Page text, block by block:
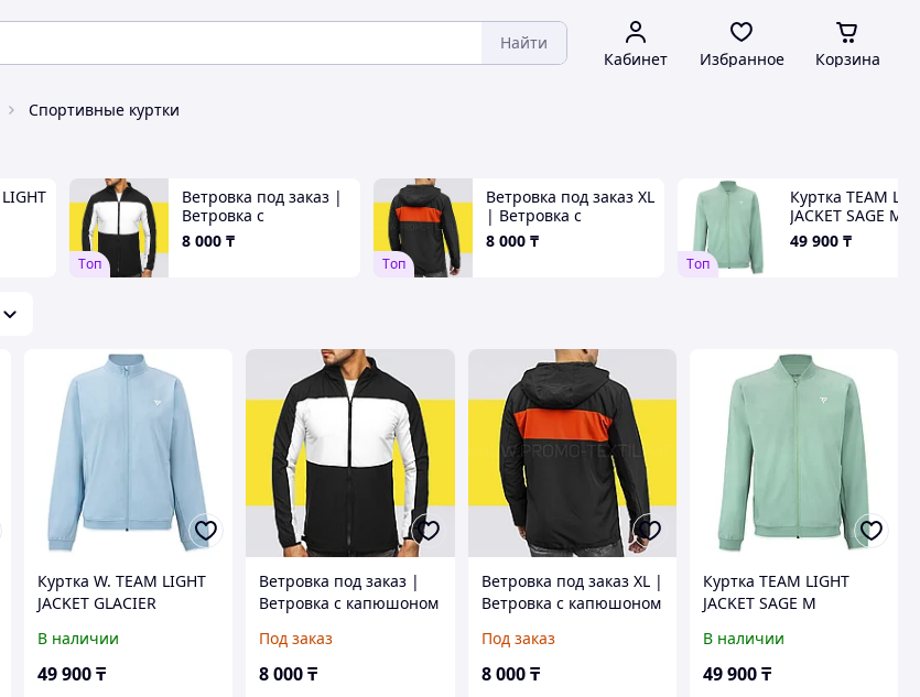
Найти
Кабинет Избранное Корзина
Спортивные куртки
Tоп
Ветровка под заказ |
Ветровка с
капюшоном под
нанесение логотипа
8 000 ₸
Tоп
Ветровка под заказ XL
| Ветровка с
капюшоном под
нанесение логотипа
8 000 ₸
Tоп
Куртка TEAM
JACKET SAGE М
49 900 ₸
Куртка W. TEAM LIGHT
JACKET GLACIER
В наличии
49 900₸
Ветровка под заказ |
Ветровка с капюшоном
логотипа
Под заказ
8 000₸
Ветровка под заказ XL |
Ветровка с капюшоном
логотипа
Под заказ
8 000 ₸
Куртка TEAM LIGHT
JACKET SAGE М
В наличии
49 900₸